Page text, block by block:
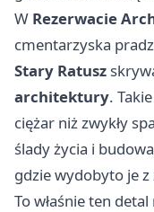
W Rezerwacie
cmentarzyska
Stary Ratusz
architektury.
ciężar niż zwykły
ślady życia i
gdzie wydobyto je
To właśnie ten